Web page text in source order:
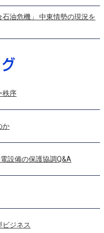
石油危機」 中東情勢の現況を
秩序
か
設備の保護協調Q&A
ジネス